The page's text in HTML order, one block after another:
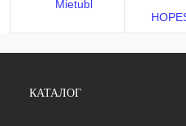
КАТАЛОГ